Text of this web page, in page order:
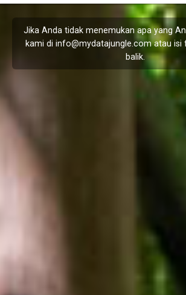
Jika Anda tidak menemukan apa yang
kami di info@mydatajungle.comatau isi
balik